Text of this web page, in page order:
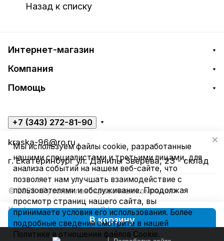
В корзину
Назад к списку
Интернет-магазин
Компания
Помощь
+7 (343) 272-81-90
kraska-96@ro.ru
г. Екатеринбург ул. Данилы Зверева, 23 - склад
© 2026 «Русская лакокрасочная компания»
Конфиденциальность
Оферта
Мы используем файлы cookie, разработанные
нашими специалистами и третьими лицами, для
анализа событий на нашем веб-сайте, что
позволяет нам улучшать взаимодействие с
пользователями и обслуживание. Продолжая
просмотр страниц нашего сайта, вы
принимаете условия его использования. Более
подробные сведения смотрите в нашей
Политике в отношении файлов Cookie.